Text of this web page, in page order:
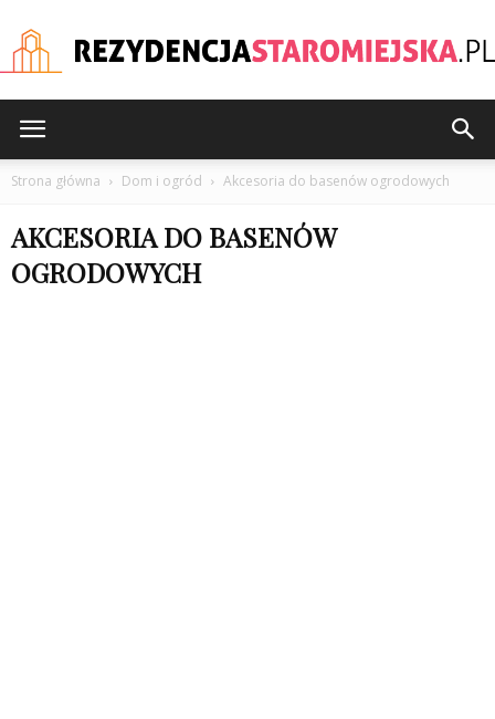
Strona główna Dom i ogród Akcesoria do basenów ogrodowych
AKCESORIA DO BASENÓW
OGRODOWYCH